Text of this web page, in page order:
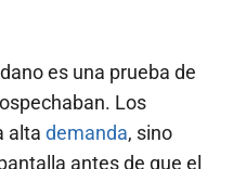
es una prueba de
Los
alta demanda, sino
antes de que el